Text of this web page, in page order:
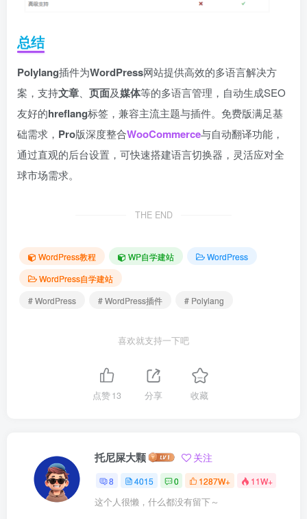
总结
Polylang插件为WordPress网站提供高效的多语言解决方
案，支持文章 页面及媒体等的多语言管理，自动生成SEO
友好的hreflang标签，兼容主流主题与插件。免费版满足基
础需求， Pro版深度整合WooCommerce与自动翻译功能，
通过直观的后台设置，可快速搭建语言切换器，灵活应对全
球市场需求。
THE END
WordPress教程 WP自学建站
WordPress
WordPress自学建站
# WordPress
# WordPress插件 # Polylang
喜欢就支持一下吧
点赞13 分享 收藏
托尼屎大颗 关注
8 4015 0 1287W+ 11W+
这个人很懒，什么都没有留下～